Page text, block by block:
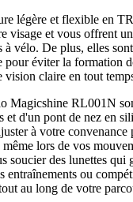
légère et flexible en
visage et vous offrent
à vélo. De plus, elles
éviter la formation
vision claire en tout
Magicshine RL001N
et d'un pont de nez en
à votre
lors de vos
soucier des lunettes qui
entraînements ou
au long de votre